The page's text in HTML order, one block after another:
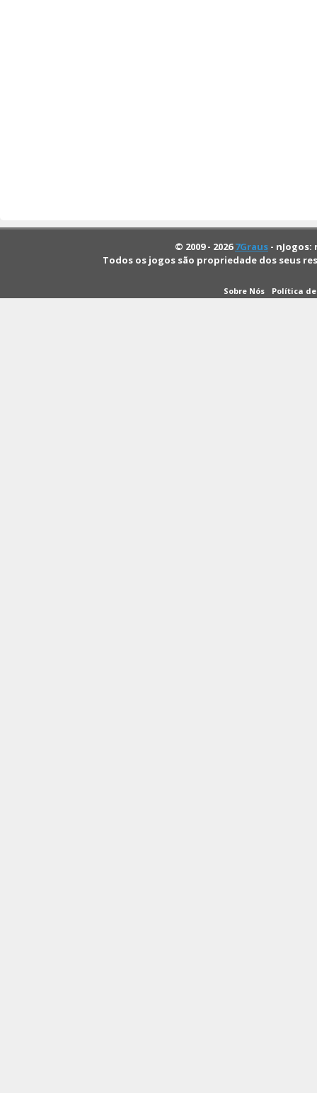
© 2009 - 20267Graus -
Todos os jogos são propriedade dos seus
Sobre Nós Política